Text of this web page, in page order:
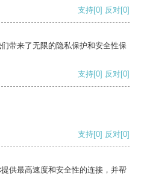
支持[0] 反对[0]
带来了无限的隐私保护和安全性保
支持[0] 反对[0]
支持[0] 反对[0]
供最高速度和安全性的连接，并帮